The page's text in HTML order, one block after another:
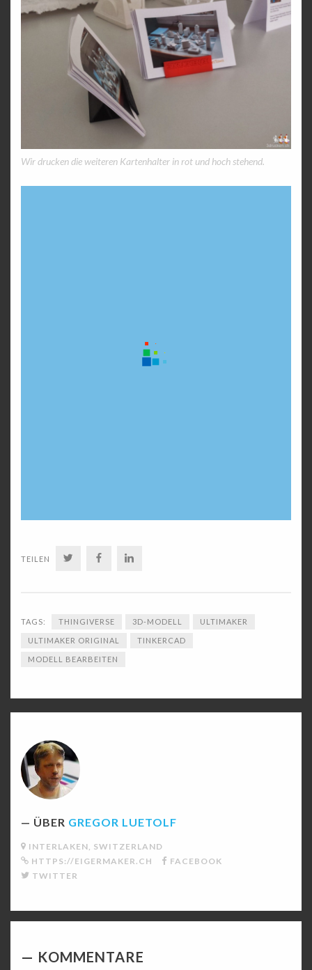
Wir drucken die weiteren Kartenhalter in rot und hoch stehend.
TEILEN TWITTERFACEBOOK
TAGS: THINGIVERSE 3D-MODELL ULTIMAKER
ULTIMAKER ORIGINAL TINKERCAD
MODELL BEARBEITEN
ÜBER GREGOR LUETOLF
INTERLAKEN, SWITZERLAND
HTTPS://EIGERMAKER.CH
FACEBOOK
TWITTER
KOMMENTARE